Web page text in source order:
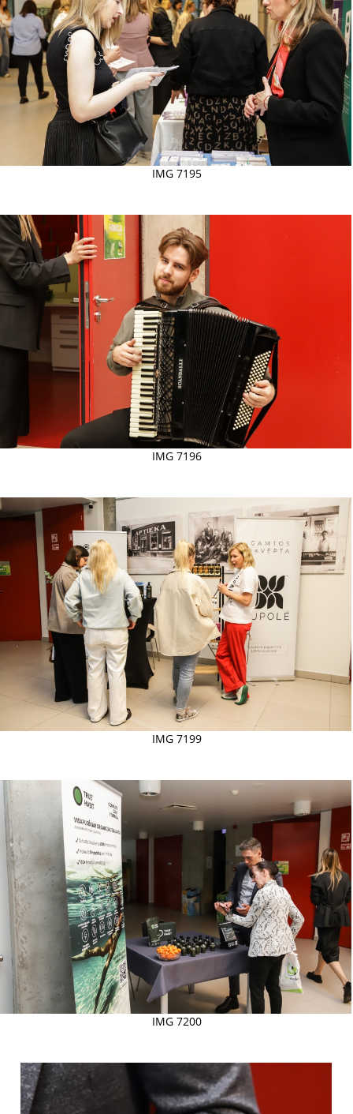
IMG 7195
IMG 7196
IMG 7199
IMG 7200